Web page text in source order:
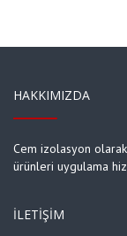
HAKKIMIZDA
Cem izolasyon olarak
ürünleri uygulama
İLETIŞIM